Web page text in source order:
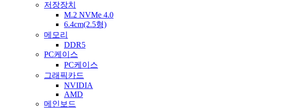
저장장치
M.2 NVMe 4.0
6.4cm(2.5형)
메모리
DDR5
PC케이스
PC케이스
그래픽카드
NVIDIA
AMD
메인보드